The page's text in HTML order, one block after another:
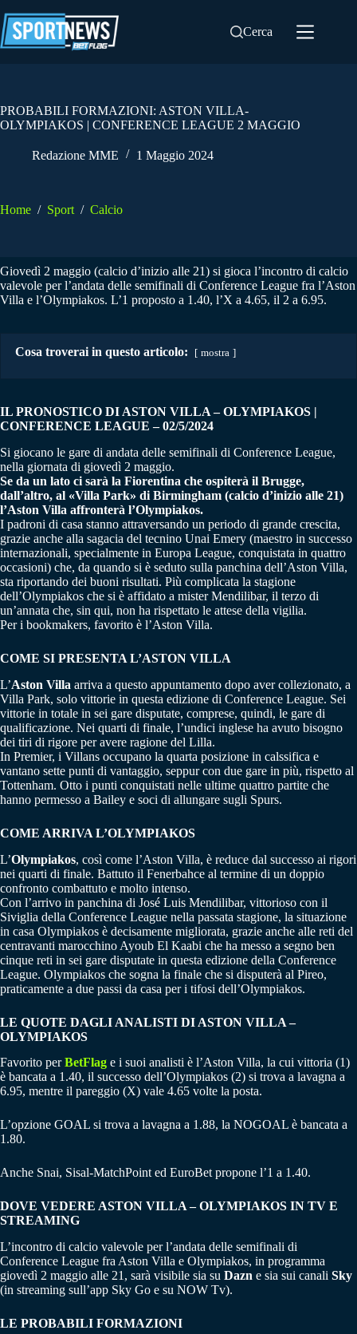
al
contenuto
Cerca
PROBABILI FORMAZIONI: ASTON VILLA-
OLYMPIAKOS | CONFERENCE LEAGUE 2 MAGGIO
Redazione MME 1 Maggio 2024
Home / Sport / Calcio
Giovedì 2 maggio (calcio d’inizio alle 21) si gioca l’incontro di calcio
valevole per l’andata delle semifinali di Conference League fra l’Aston
Villa e l’Olympiakos. L’1 proposto a 1.40, l’X a 4.65, il 2 a 6.95.
Cosa troverai in questo articolo: mostra
IL PRONOSTICO DI ASTON VILLA – OLYMPIAKOS |
CONFERENCE LEAGUE – 02/5/2024
Si giocano le gare di andata delle semifinali di Conference League,
nella giornata di giovedì 2 maggio.
Se da un lato ci sarà la Fiorentina che ospiterà il Brugge,
dall’altro, al «Villa Park» di Birmingham (calcio d’inizio alle 21)
l’Aston Villa affronterà l’Olympiakos.
I padroni di casa stanno attraversando un periodo di grande crescita,
grazie anche alla sagacia del tecnino Unai Emery (maestro in successo
internazionali, specialmente in Europa League, conquistata in quattro
occasioni) che, da quando si è seduto sulla panchina dell’Aston Villa,
sta riportando dei buoni risultati. Più complicata la stagione
dell’Olympiakos che si è affidato a mister Mendilibar, il terzo di
un’annata che, sin qui, non ha rispettato le attese della vigilia.
Per i bookmakers, favorito è l’Aston Villa.
COME SI PRESENTA L’ASTON VILLA
L’Aston Villa arriva a questo appuntamento dopo aver collezionato, a
Villa Park, solo vittorie in questa edizione di Conference League. Sei
vittorie in totale in sei gare disputate, comprese, quindi, le gare di
qualificazione. Nei quarti di finale, l’undici inglese ha avuto bisogno
dei tiri di rigore per avere ragione del Lilla.
In Premier, i Villans occupano la quarta posizione in calssifica e
vantano sette punti di vantaggio, seppur con due gare in più, rispetto al
Tottenham. Otto i punti conquistati nelle ultime quattro partite che
hanno permesso a Bailey e soci di allungare sugli Spurs.
COME ARRIVA L’OLYMPIAKOS
L’Olympiakos, così come l’Aston Villa, è reduce dal successo ai rigori
nei quarti di finale. Battuto il Fenerbahce al termine di un doppio
confronto combattuto e molto intenso.
Con l’arrivo in panchina di José Luis Mendilibar, vittorioso con il
Siviglia della Conference League nella passata stagione, la situazione
in casa Olympiakos è decisamente migliorata, grazie anche alle reti del
centravanti marocchino Ayoub El Kaabi che ha messo a segno ben
cinque reti in sei gare disputate in questa edizione della Conference
League. Olympiakos che sogna la finale che si disputerà al Pireo,
praticamente a due passi da casa per i tifosi dell’Olympiakos.
LE QUOTE DAGLI ANALISTI DI ASTON VILLA –
OLYMPIAKOS
Favorito perBetFlag e i suoi analisti è l’Aston Villa, la cui vittoria (1)
è bancata a 1.40, il successo dell’Olympiakos (2) si trova a lavagna a
6.95, mentre il pareggio (X) vale 4.65 volte la posta.
L’opzione GOAL si trova a lavagna a 1.88, la NOGOAL è bancata a
1.80.
Anche Snai, Sisal-MatchPoint ed EuroBet propone l’1 a 1.40.
DOVE VEDERE ASTON VILLA – OLYMPIAKOS IN TV E
STREAMING
L’incontro di calcio valevole per l’andata delle semifinali di
Conference League fra Aston Villa e Olympiakos, in programma
giovedì 2 maggio alle 21, sarà visibile sia su Dazn e sia sui canali Sky
(in streaming sull’app Sky Go e su NOW Tv).
LE PROBABILI FORMAZIONI